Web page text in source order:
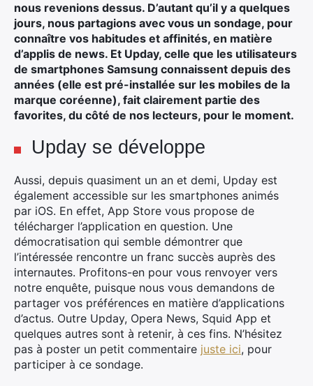
nous revenions dessus. D’autant qu’il y a quelques
jours, nous partagions avec vous un sondage, pour
connaître vos habitudes et affinités, en matière
d’applis de news. Et Upday, celle que les utilisateurs
de smartphones Samsung connaissent depuis des
années (elle est pré-installée sur les mobiles de la
marque coréenne), fait clairement partie des
favorites, du côté de nos lecteurs, pour le moment.
Upday se développe
Aussi, depuis quasiment un an et demi, Upday est
également accessible sur les smartphones animés
par iOS. En effet, App Store vous propose de
télécharger l’application en question. Une
démocratisation qui semble démontrer que
l’intéressée rencontre un franc succès auprès des
internautes. Profitons-en pour vous renvoyer vers
notre enquête, puisque nous vous demandons de
partager vos préférences en matière d’applications
d’actus. Outre Upday, Opera News, Squid App et
quelques autres sont à retenir, à ces fins. N’hésitez
pas à poster un petit commentaire juste ici, pour
participer à ce sondage.